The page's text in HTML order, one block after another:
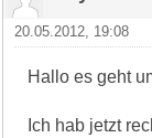
20.05.2012, 19:08
Hallo es geht
Ich hab jetzt